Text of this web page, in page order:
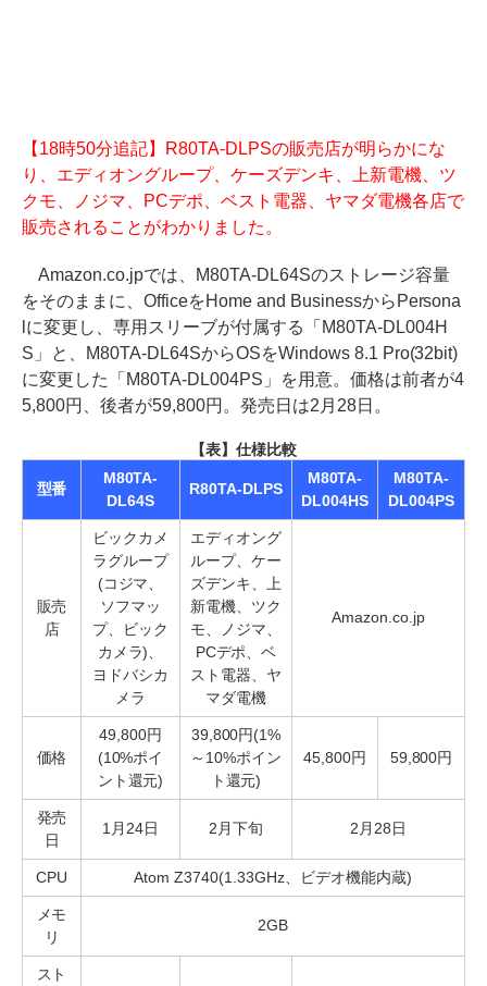
【18時50分追記】R80TA-DLPSの販売店が明らかにな
り、エディオングループ、ケーズデンキ、上新電機、ツ
クモ、ノジマ、PCデポ、ベスト電器、ヤマダ電機各店で
販売されることがわかりました。
Amazon.co.jpでは、M80TA-DL64Sのストレージ容量
をそのままに、OfficeをHome and BusinessからPersona
lに変更し、専用スリーブが付属する「M80TA-DL004H
S」と、M80TA-DL64SからOSをWindows 8.1 Pro(32bit)
に変更した「M80TA-DL004PS」を用意。価格は前者が4
5,800円、後者が59,800円。発売日は2月28日。
【表】仕様比較
型番
M80TA-
DL64S
R80TA-DLPS
M80TA-
DL004HS
M80TA-
DL004PS
販売
店
ビックカメ
ラグループ
(コジマ、
ソフマッ
プ、ビック
カメラ)、
ヨドバシカ
メラ
エディオング
ループ、ケー
ズデンキ、上
新電機、ツク
モ、ノジマ、
PCデポ、ベ
スト電器、ヤ
マダ電機
Amazon.co.jp
価格
49,800円
(10%ポイ
ント還元)
39,800円(1%
～10%ポイン
ト還元)
45,800円 59,800円
発売
日
1月24日 2月下旬 2月28日
CPU Atom Z3740(1.33GHz、ビデオ機能内蔵)
メモ
リ
2GB
スト